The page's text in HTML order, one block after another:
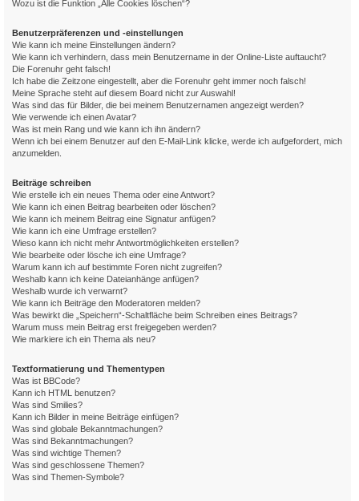
Wozu ist die Funktion „Alle Cookies löschen“?
Benutzerpräferenzen und -einstellungen
Wie kann ich meine Einstellungen ändern?
Wie kann ich verhindern, dass mein Benutzername in der Online-Liste auftaucht?
Die Forenuhr geht falsch!
Ich habe die Zeitzone eingestellt, aber die Forenuhr geht immer noch falsch!
Meine Sprache steht auf diesem Board nicht zur Auswahl!
Was sind das für Bilder, die bei meinem Benutzernamen angezeigt werden?
Wie verwende ich einen Avatar?
Was ist mein Rang und wie kann ich ihn ändern?
Wenn ich bei einem Benutzer auf den E-Mail-Link klicke, werde ich aufgefordert, mich
anzumelden.
Beiträge schreiben
Wie erstelle ich ein neues Thema oder eine Antwort?
Wie kann ich einen Beitrag bearbeiten oder löschen?
Wie kann ich meinem Beitrag eine Signatur anfügen?
Wie kann ich eine Umfrage erstellen?
Wieso kann ich nicht mehr Antwortmöglichkeiten erstellen?
Wie bearbeite oder lösche ich eine Umfrage?
Warum kann ich auf bestimmte Foren nicht zugreifen?
Weshalb kann ich keine Dateianhänge anfügen?
Weshalb wurde ich verwarnt?
Wie kann ich Beiträge den Moderatoren melden?
Was bewirkt die „Speichern“-Schaltfläche beim Schreiben eines Beitrags?
Warum muss mein Beitrag erst freigegeben werden?
Wie markiere ich ein Thema als neu?
Textformatierung und Thementypen
Was ist BBCode?
Kann ich HTML benutzen?
Was sind Smilies?
Kann ich Bilder in meine Beiträge einfügen?
Was sind globale Bekanntmachungen?
Was sind Bekanntmachungen?
Was sind wichtige Themen?
Was sind geschlossene Themen?
Was sind Themen-Symbole?